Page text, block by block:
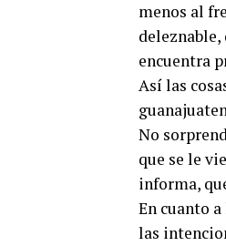
menos al
deleznable,
encuentra
Así las
No
que se le
informa,
En cuanto
las